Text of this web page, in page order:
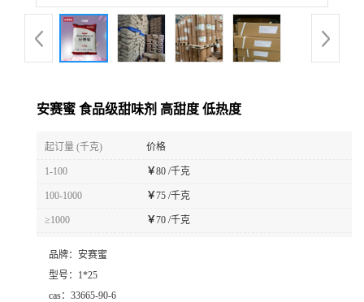
安赛蜜 食品级甜味剂 高甜度 低热度
起订量 (千克) 价格
1-100 ￥80 /千克
100-1000 ￥75 /千克
≥1000 ￥70 /千克
品牌： 安赛蜜
型号： 1*25
cas： 33665-90-6